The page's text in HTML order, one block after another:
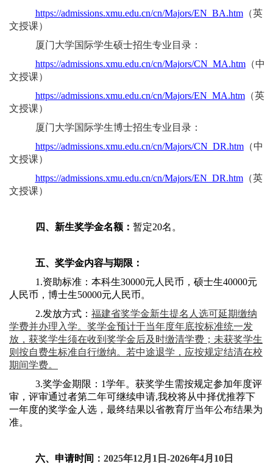
https://admissions.xmu.edu.cn/cn/Majors/EN_BA.htm（英
文授课）
厦门大学国际学生硕士招生专业目录：
https://admissions.xmu.edu.cn/cn/Majors/CN_MA.htm（中
文授课）
https://admissions.xmu.edu.cn/cn/Majors/EN_MA.htm（英
文授课）
厦门大学国际学生博士招生专业目录：
https://admissions.xmu.edu.cn/cn/Majors/CN_DR.htm（中
文授课）
https://admissions.xmu.edu.cn/cn/Majors/EN_DR.htm（英
文授课）
四、新生奖学金名额： 暂定20名。
五、奖学金内容与期限：
1.资助标准：本科生30000元人民币，硕士生40000元
人民币，博士生50000元人民币。
2.发放方式： 福建省奖学金新生提名人选可延期缴纳
学费并办理入学。奖学金预计于当年度年底按标准统一发
放，获奖学生须在收到奖学金后及时缴清学费；未获奖学生
则按自费生标准自行缴纳。若中途退学，应按规定结清在校
期间学费。
3.奖学金期限：1学年。获奖学生需按规定参加年度评
审，评审通过者第二年可继续申请,我校将从中择优推荐下
一年度的奖学金人选，最终结果以省教育厅当年公布结果为
准。
六、申请时间 ： 2025年12月1日-2026年4月10日